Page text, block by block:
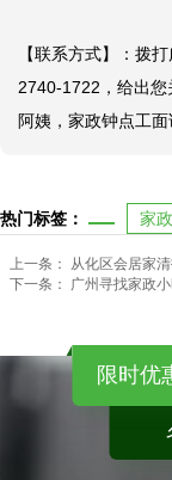
【联系方式】：拨
2740-1722，给出您
阿姨，家政钟点工面
热门标签： 家
上一条：
从化区会居家
下一条：
广州寻找家政
限时优